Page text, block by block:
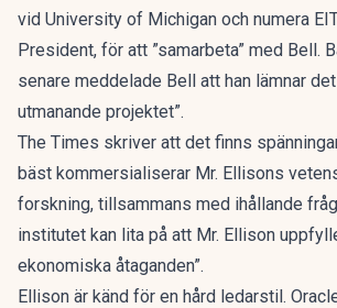
vid University of Michigan och numera
President, för att ”samarbeta” med Bell.
senare meddelade Bell att han lämnar
utmanande projektet”.
The Times skriver att det finns
bäst kommersialiserar Mr. Ellisons
forskning, tillsammans med ihållande
institutet kan lita på att Mr. Ellison
ekonomiska åtaganden”.
Ellison är känd för en hård ledarstil.